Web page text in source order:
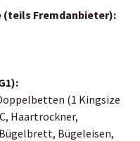
Fremdanbieter):
(1 Kingsize
Haartrockner,
Bügeleisen,